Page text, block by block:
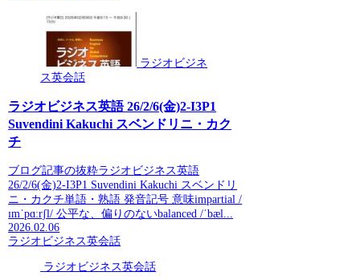
ラジオビジネ
ス英会話
ラジオビジネス英語 26/2/6(金)2-I3P1
Suvendini Kakuchi スベンドリニ・カク
チ
ブログ記事の抜粋ラジオビジネス英語
26/2/6(金)2-I3P1 Suvendini Kakuchi スベンドリ
ニ・カクチ単語・熟語 発音記号 意味impartial /
ɪmˈpɑːrʃl/ 公平な、偏りのないbalanced /ˈbæl...
2026.02.06
ラジオビジネス英会話
ラジオビジネス英会話